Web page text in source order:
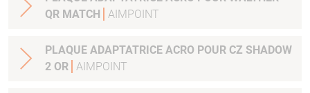
QR MATCH
AIMPOINT
PLAQUE ADAPTATRICE ACRO POUR CZ SHADOW
2 OR AIMPOINT